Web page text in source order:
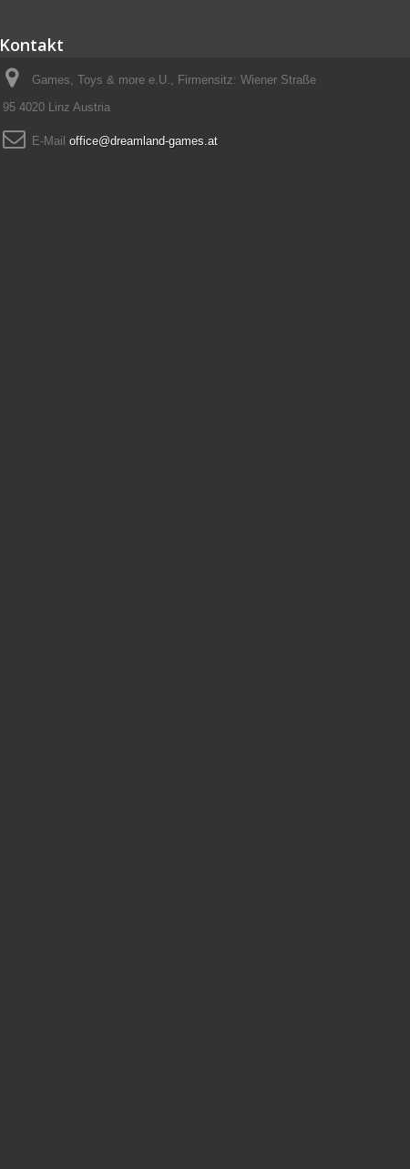
Kontakt
Games, Toys & more e.U., Firmensitz: Wiener Straße
95 4020 Linz Austria
E-Mail office@dreamland-games.at